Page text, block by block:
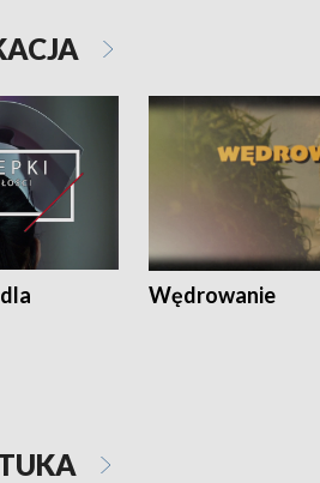
Wędrowanie